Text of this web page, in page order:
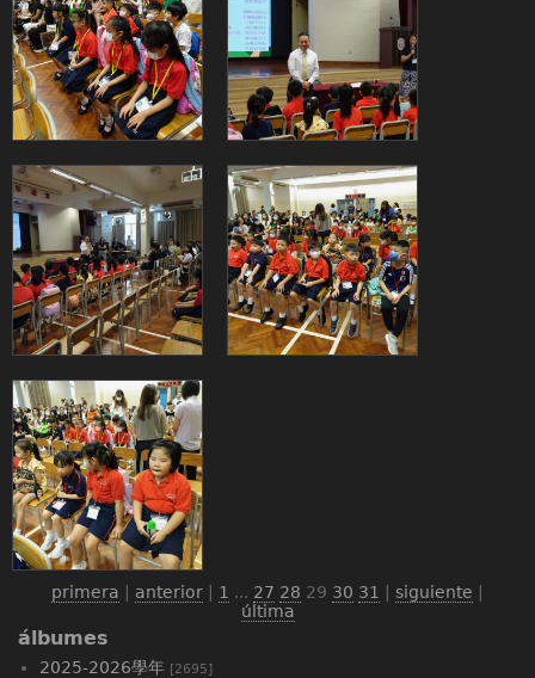
primera | anterior | 1 ... 27 28 29 30 31 | siguiente |
última
álbumes
2025-2026學年 [2695]